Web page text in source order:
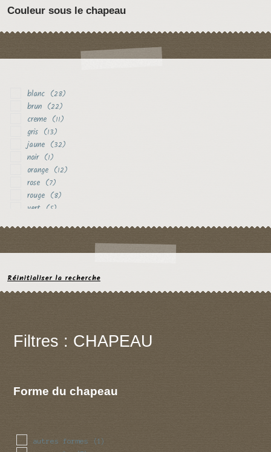
Couleur sous le chapeau
blanc (28)
brun (22)
creme (11)
gris (13)
jaune (32)
noir (1)
orange (12)
rose (7)
rouge (8)
vert (5)
Réinitialiser la recherche
Filtres : CHAPEAU
Forme du chapeau
autres formes (1)